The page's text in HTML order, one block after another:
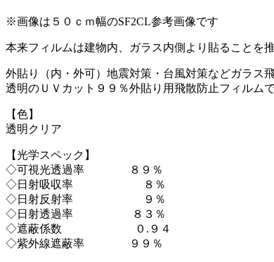
※画像は５０ｃｍ幅のSF2CL参考画像です
本来フィルムは建物内、ガラス内側より貼ることを
外貼り（内・外可）地震対策・台風対策などガラス
透明のＵＶカット９９％外貼り用飛散防止フィルムで
【色】
透明クリア
【光学スペック】
◇可視光透過率 ８９％
◇日射吸収率 ８％
◇日射反射率 ９％
◇日射透過率 ８３％
◇遮蔽係数 ０.９４
◇紫外線遮蔽率 ９９％